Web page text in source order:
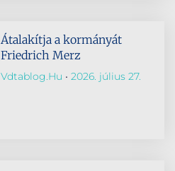
Átalakítja a kormányát
Friedrich Merz
Vdtablog.hu 2026. július 27.